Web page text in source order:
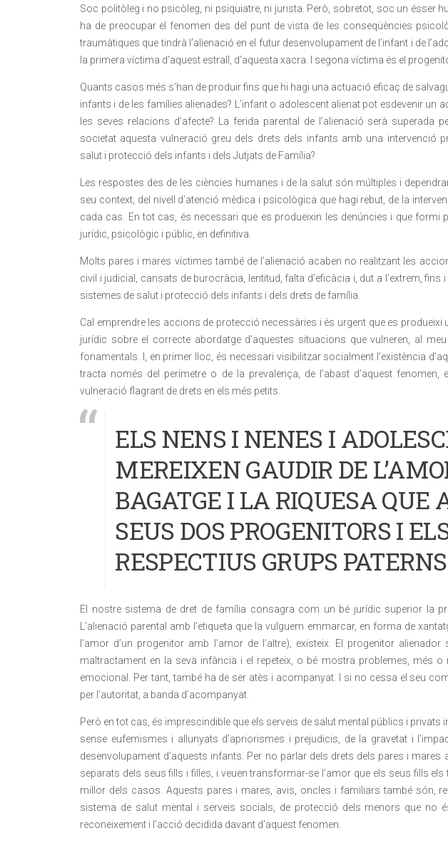
Soc politòleg i no psicòleg, ni psiquiatre, ni jurista. Però, sobretot, soc un ésser
ha de preocupar el fenomen des del punt de vista de les conseqüències
traumàtiques que tindrà l’alienació en el futur desenvolupament de l’infant i de
la primera víctima d’aquest estrall, d’aquesta xacra. I segona víctima és el
Quants casos més s’han de produir fins que hi hagi una actuació eficaç de
infants i de les famílies alienades? L’infant o adolescent alienat pot esdevenir un
les seves relacions d’afecte? La ferida parental de l’alienació serà superada
societat aquesta vulneració greu dels drets dels infants amb una intervenció
salut i protecció dels infants i dels Jutjats de Família?
Les respostes des de les ciències humanes i de la salut són múltiples i
seu context, del nivell d’atenció mèdica i psicològica que hagi rebut, de la
cada cas. En tot cas, és necessari que es produeixin les denúncies i que formi
jurídic, psicològic i públic, en definitiva.
Molts pares i mares víctimes també de l’alienació acaben no realitzant les
civil i judicial, cansats de burocràcia, lentitud, falta d’eficàcia i, dut a l’extrem, fins
sistemes de salut i protecció dels infants i dels drets de família.
Cal emprendre les accions de protecció necessàries i és urgent que es
jurídic sobre el correcte abordatge d’aquestes situacions que vulneren, al
fonamentals. I, en primer lloc, és necessari visibilitzar socialment l’existència
tracta només del perímetre o de la prevalença, de l’abast d’aquest
vulneració flagrant de drets en els més petits.
ELS NENS I NENES I
MEREIXEN GAUDIR DE
BAGATGE I LA RIQUESA QUE
SEUS DOS PROGENITORS I
RESPECTIUS GRUPS
El nostre sistema de dret de família consagra com un bé jurídic superior la
L’alienació parental amb l’etiqueta que la vulguem emmarcar, en forma de
l’amor d’un progenitor amb l’amor de l’altre), existeix. El progenitor
maltractament en la seva infància i el repeteix, o bé mostra problemes, més o
emocional. Per tant, també ha de ser atès i acompanyat. I si no cessa el seu
per l’autoritat, a banda d’acompanyat.
Però en tot cas, és imprescindible que els serveis de salut mental públics i privats
sense eufemismes i allunyats d’apriorismes i prejudicis, de la gravetat i
desenvolupament d’aquests infants. Per no parlar dels drets dels pares i mares
separats dels seus fills i filles, i veuen transformar-se l’amor que els seus fills els
millor dels casos. Aquests pares i mares, avis, oncles i familiars també són,
sistema de salut mental i serveis socials, de protecció dels menors que no
reconeixement i l’acció decidida davant d’aquest fenomen.